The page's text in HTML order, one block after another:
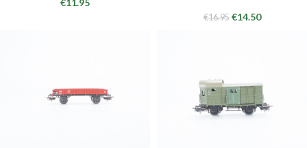
€11.95
€16.95 €14.50